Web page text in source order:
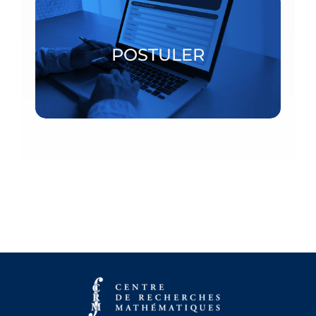
POSTULER
Bourses postdoctorales et chercheurs invités
POSTULER